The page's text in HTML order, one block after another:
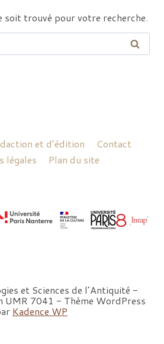
soit trouvé pour votre recherche.
et d’édition
Contact
légales
Plan du site
et Sciences de l’Antiquité -
UMR 7041 - Thème WordPress
Kadence WP